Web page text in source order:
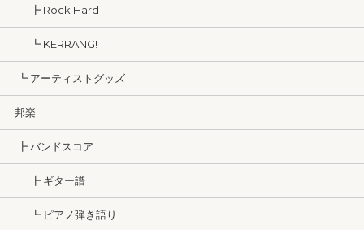
┣ Rock Hard
┗ KERRANG!
┗ アーティストグッズ
邦楽
┣ バンドスコア
┣ ギター譜
┗ ピアノ弾き語り